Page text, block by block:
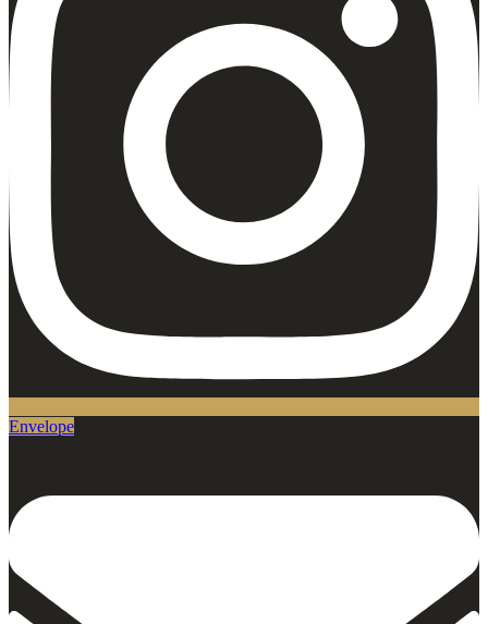
Envelope